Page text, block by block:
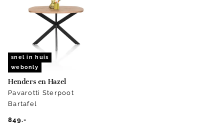
snel in huis
webonly
Henders en Hazel
Pavarotti Sterpoot
Bartafel
849.-